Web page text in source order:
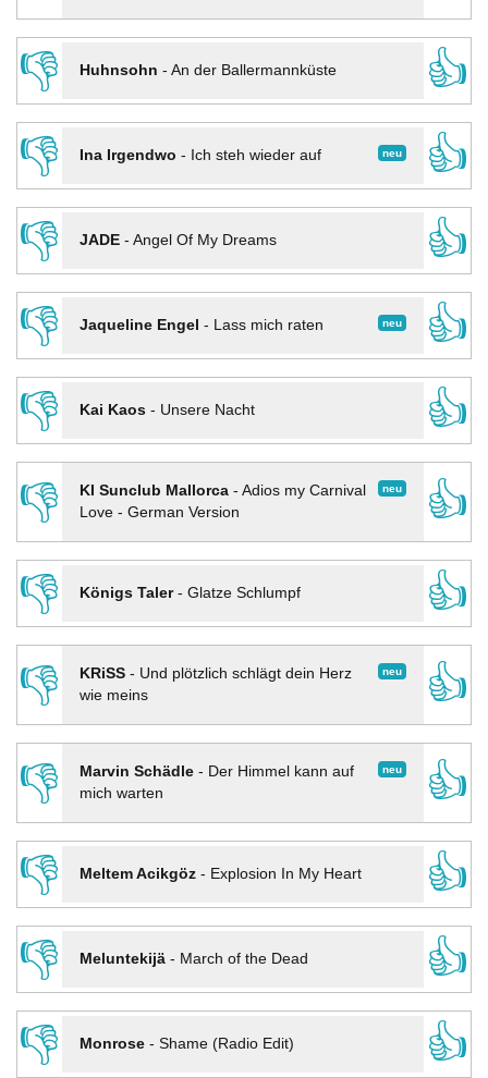
👎
Huhnsohn - An der Ballermannküste
👍
👎
neu
Ina Irgendwo - Ich steh wieder auf
👍
👎
JADE- Angel Of My Dreams
👍
👎
neu
Jaqueline Engel - Lass mich raten
👍
👎
Kai Kaos- Unsere Nacht
👍
👎
neu
KI Sunclub Mallorca- Adios my Carnival
Love - German Version
👍
👎
Königs Taler- Glatze Schlumpf
👍
👎
neu
KRiSS- Und plötzlich schlägt dein Herz
wie meins
👍
👎 neu
Marvin Schädle- Der Himmel kann auf
mich warten
👍
👎
Meltem Acikgöz- Explosion In My Heart
👍
👎
Meluntekijä- March of the Dead
👍
👎
Monrose- Shame (Radio Edit)
👍